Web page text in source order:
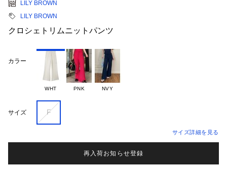
LILY BROWN
LILY BROWN
クロシェトリムニットパンツ
カラー
WHT PNK NVY
サイズ F
サイズ詳細を見る
再入荷お知らせ登録